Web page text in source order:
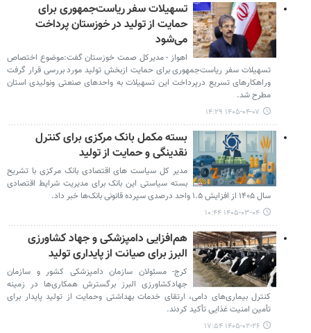
تسهیلات سفر ریاست‌جمهوری برای
حمایت از تولید در خوزستان پرداخت
می‌شود
اهواز - مدیرکل صمت خوزستان گفت:موضوع اختصاص
تسهیلات سفر ریاست‌جمهوری برای حمایت ازبخش تولید مورد بررسی قرار گرفت
وراهکارهای تسریع درپرداخت این تسهیلات به واحدهای صنعتی ونولیدی استان
مطرح شد.
۱۴۰۵-۰۴-۰۷ ۱۴:۲۹
بسته مکمل بانک مرکزی برای کنترل
نقدینگی و حمایت از تولید
مدیر کل سیاست های اقتصادی بانک مرکزی با تشریح
بسته سیاستی این بانک برای مدیریت شرایط اقتصادی
سال ۱۴۰۵ از افزایش ۱.۵ واحد درصدی سپرده قانونی بانک‌ها خبر داد.
۱۴۰۵-۰۳-۰۴ ۱۰:۴۴
هم‌افزایی دامپزشکی و جهاد کشاورزی
البرز برای صیانت از پایداری تولید
کرج- مسئولان سازمان دامپزشکی کشور و سازمان
جهادکشاورزی البرز برگسترش همکاری‌ها در زمینه
کنترل بیماری‌های دامی، ارتقای خدمات بهداشتی وحمایت از تولید پایدار برای
تأمین امنیت غذایی تأکید کردند.
۱۴۰۵-۰۲-۲۶ ۱۷:۵۴